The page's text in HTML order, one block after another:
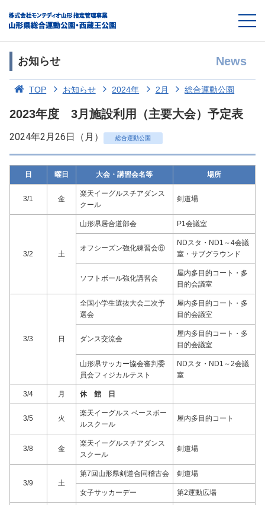
お知らせ News
TOP お知らせ 2024年 2月 総合運動公園
2023年度 3月施設利用（主要大会）予定表
2024年2月26日（月） 総合運動公園
日 曜日 大会・講習会名等 場所
3/1 金
楽天イーグルスチアダンス
クール
剣道場
3/2 土
山形県居合道部会 P1会議室
オフシーズン強化練習会⑥
NDスタ・ND1～4会議
室・サブグラウンド
ソフトボール強化講習会
屋内多目的コート・多
目的会議室
3/3 日
全国小学生選抜大会二次予
選会
屋内多目的コート・多
目的会議室
ダンス交流会
屋内多目的コート・多
目的会議室
山形県サッカー協会審判委
員会フィジカルテスト
NDスタ・ND1～2会議
室
3/4 月 休 館 日
3/5 火
楽天イーグルス ベースボー
ルスクール
屋内多目的コート
3/8 金
楽天イーグルスチアダンス
スクール
剣道場
3/9 土
第7回山形県剣道合同稽古会 剣道場
女子サッカーデー 第2運動広場